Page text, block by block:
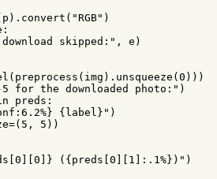
p ). convert ( "RGB" )
:
skipped:" , e )
( preprocess ( img ). unsqueeze ( 0 )))
5 for the downloaded photo:" )
preds :
: 6.2%} { label } " )
=( 5 , 5 ))
0 0 } ( { preds 0 1 : . 1%} )" )